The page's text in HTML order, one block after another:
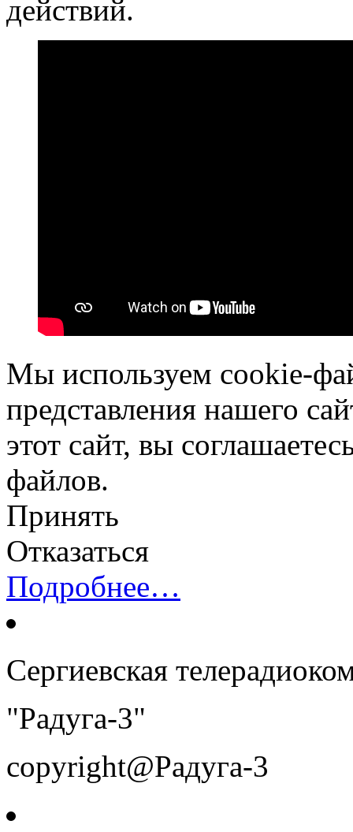
действий.
Мы используем cookie-
представления нашего
этот сайт, вы
файлов.
Принять
Отказаться
Подробнее…
Сергиевская
"Радуга-3"
copyright@Радуга-3